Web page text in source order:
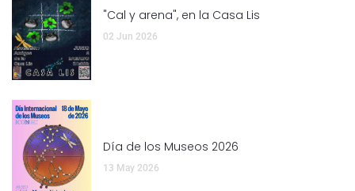
"Cal y arena", en la Casa Lis
02 Jun 2026
Día de los Museos 2026
13 May 2026